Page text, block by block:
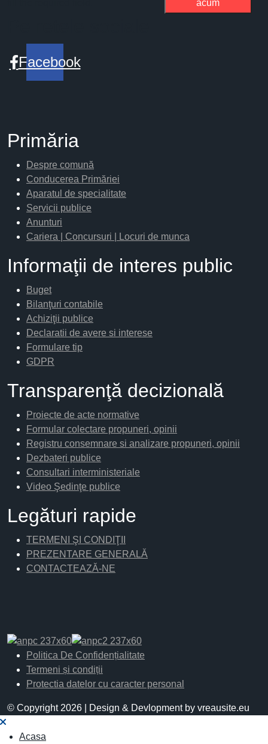
acum
Facebook
Primăria
Despre comună
Conducerea Primăriei
Aparatul de specialitate
Servicii publice
Anunturi
Cariera | Concursuri | Locuri de munca
Informaţii de interes public
Buget
Bilanţuri contabile
Achiziţii publice
Declaratii de avere si interese
Formulare tip
GDPR
Transparenţă decizională
Proiecte de acte normative
Formular colectare propuneri, opinii
Registru consemnare si analizare propuneri, opinii
Dezbateri publice
Consultari interministeriale
Video Şedinţe publice
Legături rapide
TERMENI ŞI CONDIŢII
PREZENTARE GENERALĂ
CONTACTEAZĂ-NE
Politica De Confidențialitate
Termeni și condiții
Protectia datelor cu caracter personal
© Copyright 2026 | Design & Devlopment by vreausite.eu
Acasa